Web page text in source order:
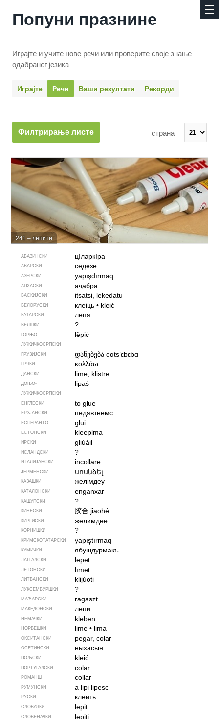
Попуни празнине
Играјте и учите нове речи или проверите своје знање
одабраног језика
Играјте Речи Ваши резултати Рекорди
Филтрирање листе страна
241 – лепити
АБАЗИНСКИ цIларкIра
АВАРСКИ седезе
АЗЕРСКИ yapışdırmaq
АПХАСКИ аҷабра
БАСКИЈСКИ itsatsi, lekedatu
БЕЛОРУСКИ клеіць• kleić
БУГАРСКИ лепя
ВЕЛШКИ ?
ГОРЊО­
ЛУЖИЧКОСРПСКИ
lěpić
ГРУЗИЈСКИ დაწებებაdɑtsʼɛbɛbɑ
ГРЧКИ κολλάω
ДАНСКИ lime, klistre
ДОЊО­
ЛУЖИЧКОСРПСКИ
lipaś
ЕНГЛЕСКИ to glue
ЕРЗЈАНСКИ педявтнемс
ЕСПЕРАНТО glui
ЕСТОНСКИ kleepima
ИРСКИ gliúáil
ИСЛАНДСКИ ?
ИТАЛИЈАНСКИ incollare
ЈЕРМЕНСКИ սոսնձել
КАЗАШКИ желімдеу
КАТАЛОНСКИ enganxar
КАШУПСКИ ?
КИНЕСКИ 胶合 jiāohé
КИРГИСКИ желимдөө
КОРНИШКИ ?
КРИМСКОТАТАРСКИ yapıştırmaq
КУМИЧКИ ябушдурмакъ
ЛАТГАЛСКИ lepēt
ЛЕТОНСКИ līmēt
ЛИТВАНСКИ klijúoti
ЛУКСЕМБУРШКИ ?
МАЂАРСКИ ragaszt
МАКЕДОНСКИ лепи
НЕМАЧКИ kleben
НОРВЕШКИ lime• lima
ОКСИТАНСКИ pegar, colar
ОСЕТИНСКИ ныхасын
ПОЉСКИ kleić
ПОРТУГАЛСКИ colar
РОМАНШ collar
РУМУНСКИ a lipi lipesc
РУСКИ клеить
СЛОВАЧКИ lepiť
СЛОВЕНАЧКИ lepiti